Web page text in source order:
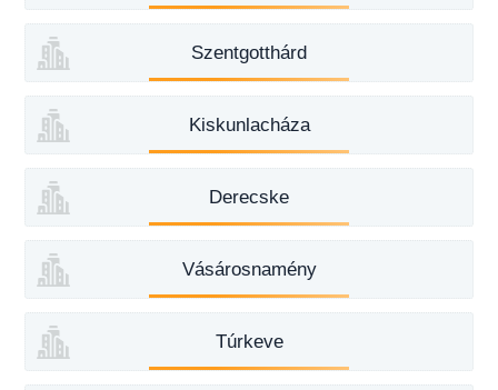
Szentgotthárd
Kiskunlacháza
Derecske
Vásárosnamény
Túrkeve